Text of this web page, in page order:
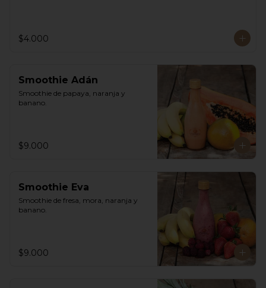
$4.000
Smoothie Adán
Smoothie de papaya, naranja y
banano.
$9.000
Smoothie Eva
Smoothie de fresa, mora, naranja y
banano.
$9.000